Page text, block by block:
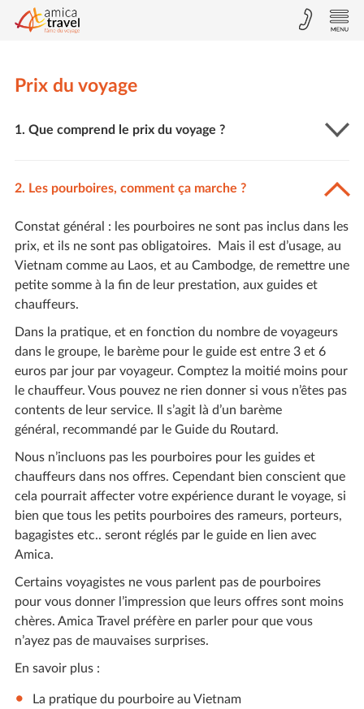
Prix du voyage
1. Que comprend le prix du voyage ?
2. Les pourboires, comment ça marche ?
Constat général : les pourboires ne sont pas inclus dans les
prix, et ils ne sont pas obligatoires. Mais il est d’usage, au
Vietnam comme au Laos, et au Cambodge, de remettre une
petite somme à la fin de leur prestation, aux guides et
chauffeurs.
Dans la pratique, et en fonction du nombre de voyageurs
dans le groupe, le barème pour le guide est entre 3 et 6
euros par jour par voyageur. Comptez la moitié moins pour
le chauffeur. Vous pouvez ne rien donner si vous n’êtes pas
contents de leur service. Il s’agit là d’un barème
général, recommandé par le Guide du Routard.
Nous n’incluons pas les pourboires pour les guides et
chauffeurs dans nos offres. Cependant bien conscient que
cela pourrait affecter votre expérience durant le voyage, si
bien que tous les petits pourboires des rameurs, porteurs,
bagagistes etc.. seront réglés par le guide en lien avec
Amica.
Certains voyagistes ne vous parlent pas de pourboires
pour vous donner l’impression que leurs offres sont moins
chères. Amica Travel préfère en parler pour que vous
n’ayez pas de mauvaises surprises.
En savoir plus :
La pratique du pourboire au Vietnam